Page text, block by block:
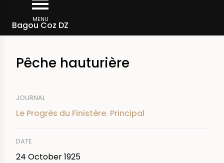
main
MENU
Bagou Coz DZ
Breadcrumb
Pêche hauturière
JOURNAL
Le Progrès du Finistère. Principal
DATE
24 October 1925